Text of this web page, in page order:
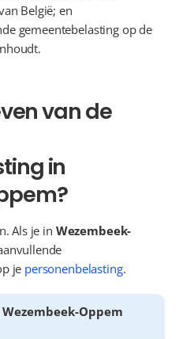
België; en
gemeentebelasting op de
van de
in
Als je in Wezembeek-
je personenbelasting.
Wezembeek-Oppem